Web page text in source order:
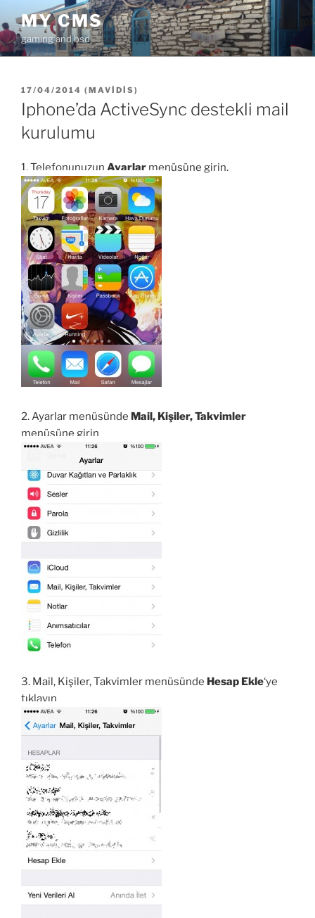
geç MY CMS
gaming and bsd
YAYIM
TARIHI
17/04/2014 ( MAVIDIS)
Iphone’da ActiveSync destekli mail
kurulumu
1. Telefonunuzun Ayarlar menüsüne girin.
2. Ayarlar menüsünde Mail, Kişiler, Takvimler
menüsüne girin
3. Mail, Kişiler, Takvimler menüsünde Hesap Ekle‘ye
tıklayın